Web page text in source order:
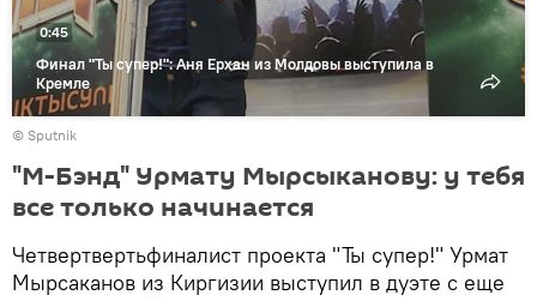
Финал "Ты супер!": Аня Ерхан из Молдовы выступила в
Кремле
0:45
© Sputnik
"М-Бэнд" Урмату Мырсыканову: у тебя
все только начинается
Четвертвертьфиналист проекта "Ты супер!" Урмат
Мырсаканов из Киргизии выступил в дуэте с еще